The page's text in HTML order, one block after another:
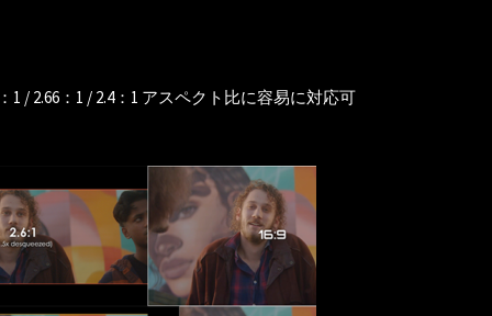
1 / 2.66：1 / 2.4：1 アスペクト比に容易に対応可